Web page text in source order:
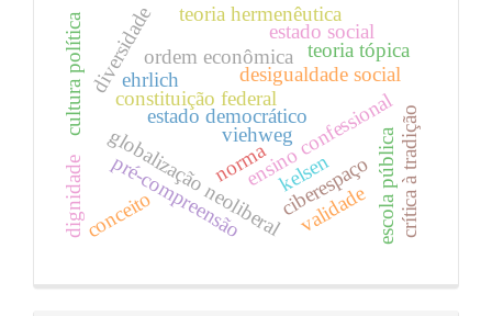
ciberespaço
ensino confessional
constituição federal
estado democrático
globalização neoliberal
desigualdade social
escola pública
diversidadeordem econômica
cultura política
crítica à tradição
pré-compreensão
conceito
dignidade
viehweg
teoria tópica
estado social
teoria hermenêutica
kelsen
ehrlich
validade
norma